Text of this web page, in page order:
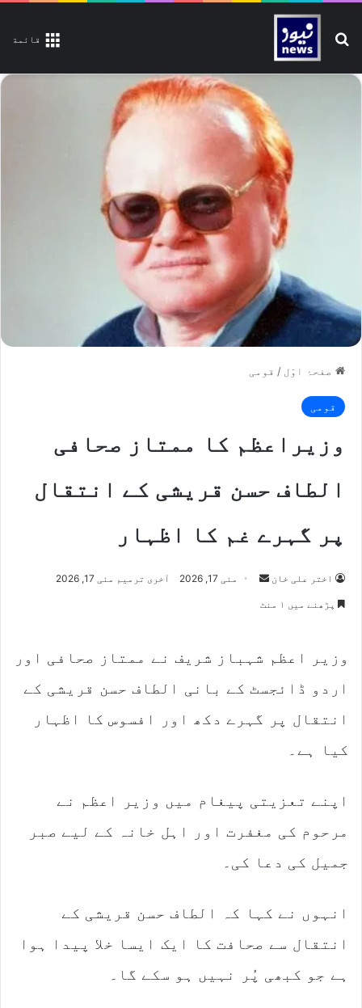
قائمة تلاش کیجیے
صفحۂ اوّل / قومی
قومی
وزیراعظم کا ممتاز صحافی
الطاف حسن قریشی کے انتقال
پر گہرے غم کا اظہار
اختر علی خان
Send مئی 17, 2026 آخری ترمیم مئی 17, 2026
پڑھنے میں ۱ منٹ
وزیر اعظم شہباز شریف نے ممتاز صحافی اور
اردو ڈائجسٹ کے بانی الطاف حسن قریشی کے
انتقال پر گہرے دکھ اور افسوس کا اظہار
کیا ہے۔
اپنے تعزیتی پیغام میں وزیر اعظم نے
مرحوم کی مغفرت اور اہل خانہ کے لیے صبر
جمیل کی دعا کی۔
انہوں نے کہا کہ الطاف حسن قریشی کے
انتقال سے صحافت کا ایک ایسا خلا پیدا ہوا
ہے جو کبھی پُر نہیں ہو سکے گا۔